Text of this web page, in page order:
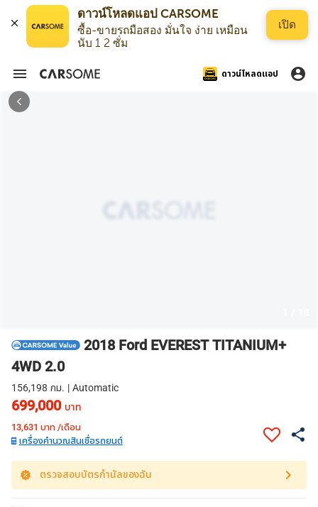
ดาวน์โหลดแอป CARSOME
ซื้อ-ขายรถมือสอง มั่นใจ ง่าย เหมือน
นับ 1 2 ซั่ม
เปิด
ดาวน์โหลดแอป
2018 Ford EVEREST TITANIUM+
4WD 2.0
156,198 กม. | Automatic
699,000 บาท
13,631 บาท /เดือน
เครื่องคำนวณสินเชื่อรถยนต์
ตรวจสอบบัตรกำนัลของฉัน